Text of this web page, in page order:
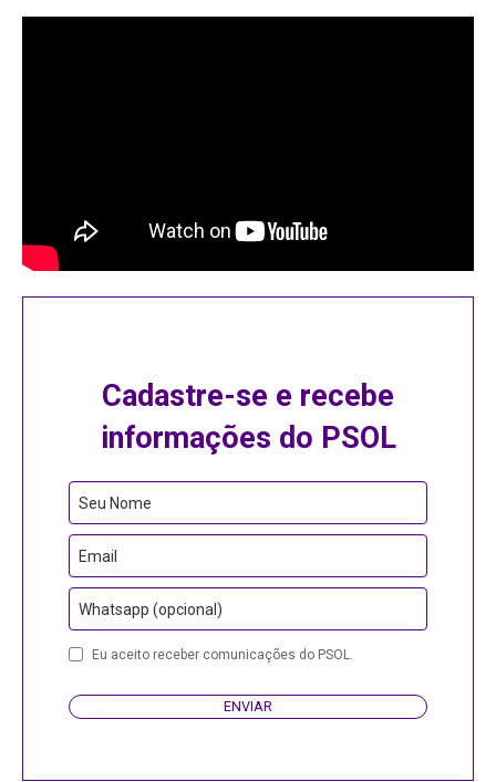
Cadastre-se e recebe
informações do PSOL
Seu Nome
Email
Whatsapp (opcional)
ContactEu aceito receber comunicações do PSOL.
ENVIAR